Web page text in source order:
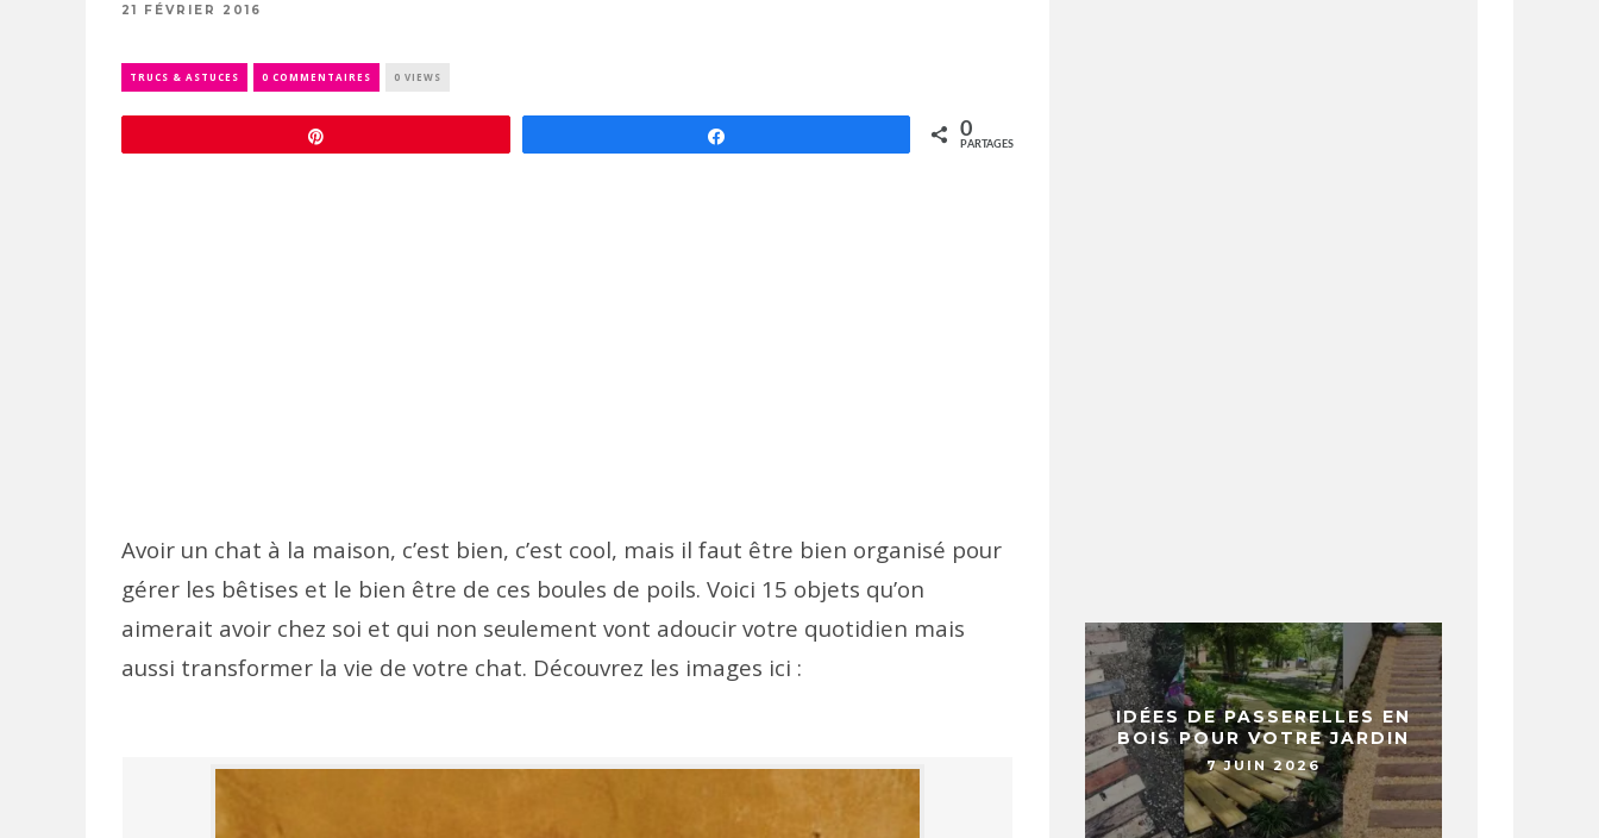
21 FÉVRIER 2016
TRUCS & ASTUCES 0 COMMENTAIRES 0 VIEWS
0
PARTAGES
Avoir un chat à la maison, c’est bien, c’est cool, mais il faut être bien organisé pour
gérer les bêtises et le bien être de ces boules de poils. Voici 15 objets qu’on
aimerait avoir chez soi et qui non seulement vont adoucir votre quotidien mais
aussi transformer la vie de votre chat. Découvrez les images ici :
IDÉES DE PASSERELLES EN
BOIS POUR VOTRE JARDIN
7 JUIN 2026